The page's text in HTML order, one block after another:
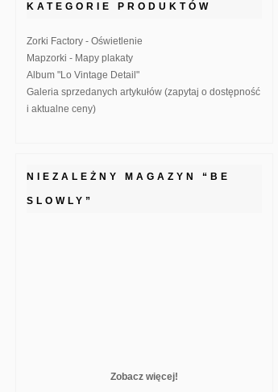
KATEGORIE PRODUKTÓW
Zorki Factory - Oświetlenie
Mapzorki - Mapy plakaty
Album "Lo Vintage Detail"
Galeria sprzedanych artykułów (zapytaj o dostępność
i aktualne ceny)
NIEZALEŻNY MAGAZYN “BE
SLOWLY”
Zobacz więcej!